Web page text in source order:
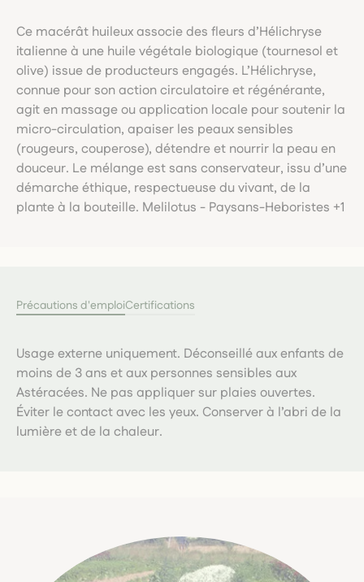
Ce macérât huileux associe des fleurs d’Hélichryse
italienne à une huile végétale biologique (tournesol et
olive) issue de producteurs engagés. L’Hélichryse,
connue pour son action circulatoire et régénérante,
agit en massage ou application locale pour soutenir la
micro-circulation, apaiser les peaux sensibles
(rougeurs, couperose), détendre et nourrir la peau en
douceur. Le mélange est sans conservateur, issu d’une
démarche éthique, respectueuse du vivant, de la
plante à la bouteille. Melilotus - Paysans-Heboristes +1
Précautions d'emploiCertifications
Usage externe uniquement. Déconseillé aux enfants de
moins de 3 ans et aux personnes sensibles aux
Astéracées. Ne pas appliquer sur plaies ouvertes.
Éviter le contact avec les yeux. Conserver à l’abri de la
lumière et de la chaleur.